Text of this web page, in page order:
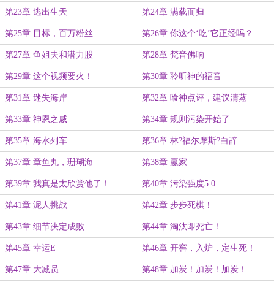
第23章 逃出生天 第24章 满载而归
第25章 目标，百万粉丝 第26章 你这个‘吃’它正经吗？
第27章 鱼姐夫和潜力股 第28章 梵音佛响
第29章 这个视频要火！ 第30章 聆听神的福音
第31章 迷失海岸 第32章 喰神点评，建议清蒸
第33章 神恩之威 第34章 规则污染开始了
第35章 海水列车 第36章 林?福尔摩斯?白辞
第37章 章鱼丸，珊瑚海 第38章 赢家
第39章 我真是太欣赏他了！ 第40章 污染强度5.0
第41章 泥人挑战 第42章 步步死棋！
第43章 细节决定成败 第44章 淘汰即死亡！
第45章 幸运E 第46章 开窖，入炉，定生死！
第47章 大减员 第48章 加炭！加炭！加炭！